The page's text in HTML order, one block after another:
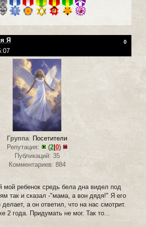
Я 0
Группа: Посетители
Репутация:
(2| 0)
Публикаций: 35
Комментариев: 884
мой ребенок средь бела дна видел под
так и сказал -"мама, а вон дядя!" Я его
а он ответил, что на нас смотрит.
2 года. Придумать не мог. Так то...